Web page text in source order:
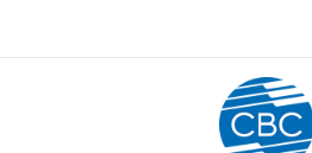
Армении объявлено